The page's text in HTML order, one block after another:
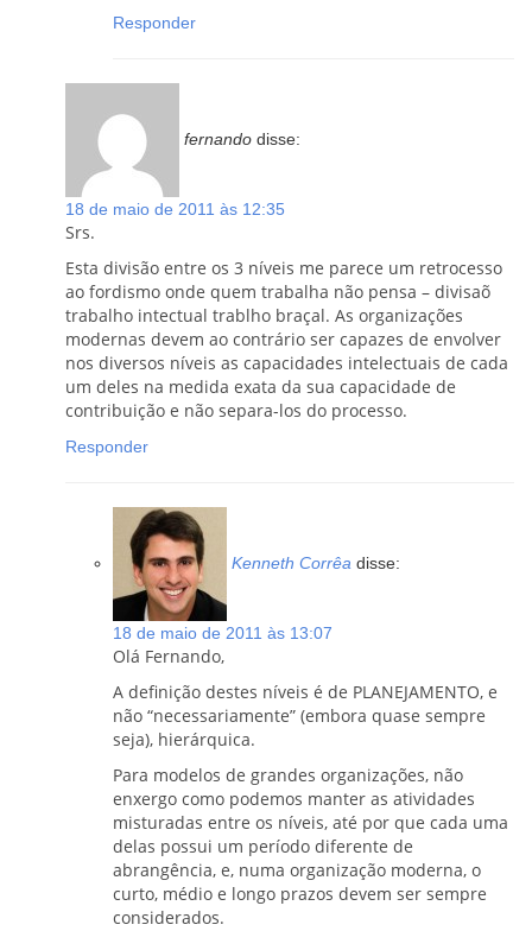
Responder
fernando disse:
18 de maio de 2011 às 12:35
Srs.
Esta divisão entre os 3 níveis me parece um retrocesso
ao fordismo onde quem trabalha não pensa – divisaõ
trabalho intectual trablho braçal. As organizações
modernas devem ao contrário ser capazes de envolver
nos diversos níveis as capacidades intelectuais de cada
um deles na medida exata da sua capacidade de
contribuição e não separa-los do processo.
Responder
Kenneth Corrêa disse:
18 de maio de 2011 às 13:07
Olá Fernando,
A definição destes níveis é de PLANEJAMENTO, e
não “necessariamente” (embora quase sempre
seja), hierárquica.
Para modelos de grandes organizações, não
enxergo como podemos manter as atividades
misturadas entre os níveis, até por que cada uma
delas possui um período diferente de
abrangência, e, numa organização moderna, o
curto, médio e longo prazos devem ser sempre
considerados.